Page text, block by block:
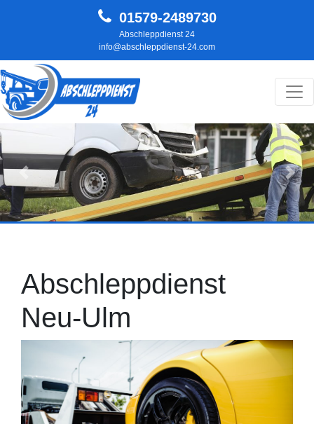
01579-2489730
Abschleppdienst 24
info@abschleppdienst-24.com
Hauptnavigation
Zurück
Abschleppdienst
Neu-Ulm